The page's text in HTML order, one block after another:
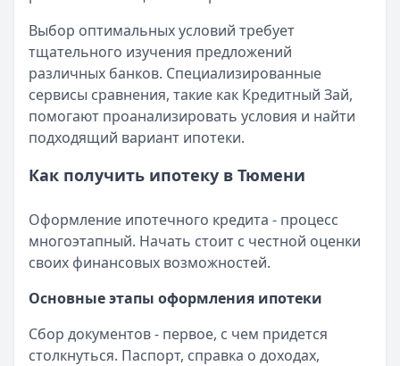
Кратко:В статье рассматриваются актуальные
Опубликовано: 17 ноября 2025 г.
Категория: Ипотека
Читать статью
Документы для получения ипотеки в СберБанке
Кратко: Оформление ипотеки стало доступнее
17 ноября 2025 г.
Категория:Ипотека
Все статьи
Выбор оптимальных условий требует
тщательного изучения предложений
различных банков. Специализированные
сервисы сравнения, такие как Кредитный Зай,
помогают проанализировать условия и найти
подходящий вариант ипотеки.
Как получить ипотеку в Тюмени
Оформление ипотечного кредита - процесс
многоэтапный. Начать стоит с честной оценки
своих финансовых возможностей.
Основные этапы оформления ипотеки
Сбор документов - первое, с чем придется
столкнуться. Паспорт, справка о доходах,